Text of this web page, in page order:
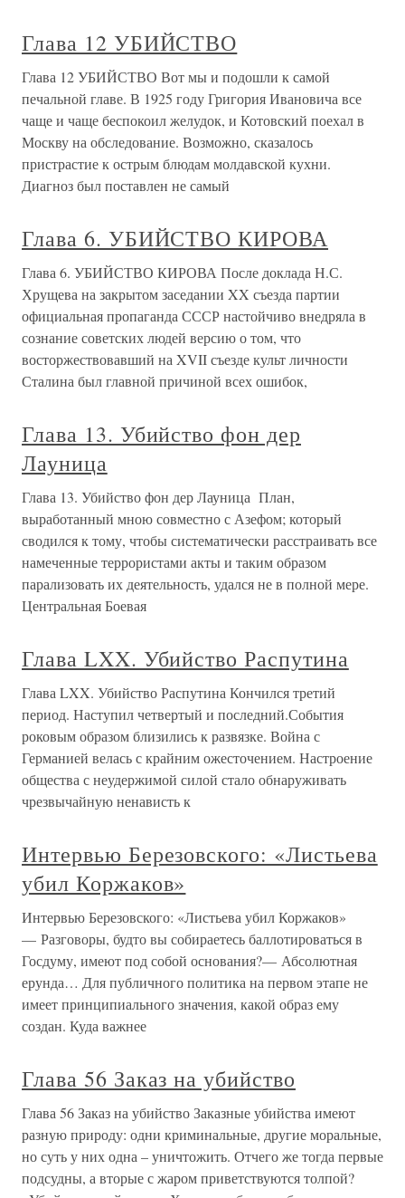
Глава 12 УБИЙСТВО
Глава 12 УБИЙСТВО Вот мы и подошли к самой
печальной главе. В 1925 году Григория Ивановича все
чаще и чаще беспокоил желудок, и Котовский поехал в
Москву на обследование. Возможно, сказалось
пристрастие к острым блюдам молдавской кухни.
Диагноз был поставлен не самый
Глава 6. УБИЙСТВО КИРОВА
Глава 6. УБИЙСТВО КИРОВА После доклада Н.С.
Хрущева на закрытом заседании XX съезда партии
официальная пропаганда СССР настойчиво внедряла в
сознание советских людей версию о том, что
восторжествовавший на XVII съезде культ личности
Сталина был главной причиной всех ошибок,
Глава 13. Убийство фон дер
Лауница
Глава 13. Убийство фон дер Лауница План,
выработанный мною совместно с Азефом; который
сводился к тому, чтобы систематически расстраивать все
намеченные террористами акты и таким образом
парализовать их деятельность, удался не в полной мере.
Центральная Боевая
Глава LXX. Убийство Распутина
Глава LXX. Убийство Распутина Кончился третий
период. Наступил четвертый и последний.События
роковым образом близились к развязке. Война с
Германией велась с крайним ожесточением. Настроение
общества с неудержимой силой стало обнаруживать
чрезвычайную ненависть к
Интервью Березовского: «Листьева
убил Коржаков»
Интервью Березовского: «Листьева убил Коржаков»
— Разговоры, будто вы собираетесь баллотироваться в
Госдуму, имеют под собой основания?— Абсолютная
ерунда… Для публичного политика на первом этапе не
имеет принципиального значения, какой образ ему
создан. Куда важнее
Глава 56 Заказ на убийство
Глава 56 Заказ на убийство Заказные убийства имеют
разную природу: одни криминальные, другие моральные,
но суть у них одна – уничтожить. Отчего же тогда первые
подсудны, а вторые с жаром приветствуются толпой?